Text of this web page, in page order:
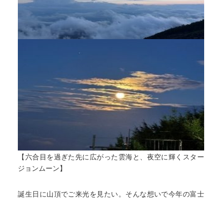
【六合目を過ぎた先に広がった雲海と、夜空に輝くスター
ジョンムーン】
誕生日に山頂でご来光を見たい。そんな想いで今年の富士